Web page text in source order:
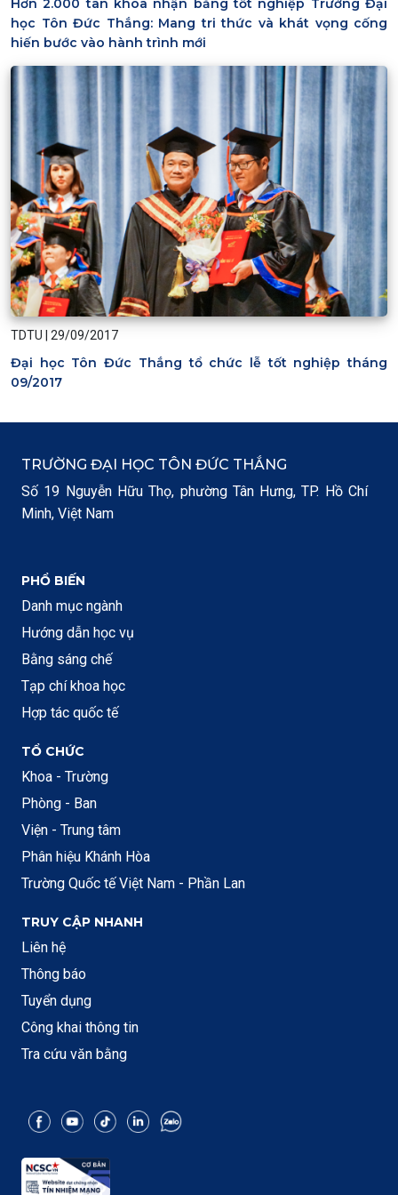
Hơn 2.000 tân khoa nhận bằng tốt nghiệp Trường Đại
học Tôn Đức Thắng: Mang tri thức và khát vọng cống
hiến bước vào hành trình mới
TDTU 29/09/2017
Đại học Tôn Đức Thắng tổ chức lễ tốt nghiệp tháng
09/2017
TRƯỜNG ĐẠI HỌC TÔN ĐỨC THẮNG
Số 19 Nguyễn Hữu Thọ, phường Tân Hưng, TP. Hồ Chí
Minh, Việt Nam
PHỔ BIẾN
Danh mục ngành
Hướng dẫn học vụ
Bằng sáng chế
Tạp chí khoa học
Hợp tác quốc tế
TỔ CHỨC
Khoa - Trường
Phòng - Ban
Viện - Trung tâm
Phân hiệu Khánh Hòa
Trường Quốc tế Việt Nam - Phần Lan
TRUY CẬP NHANH
Liên hệ
Thông báo
Tuyển dụng
Công khai thông tin
Tra cứu văn bằng